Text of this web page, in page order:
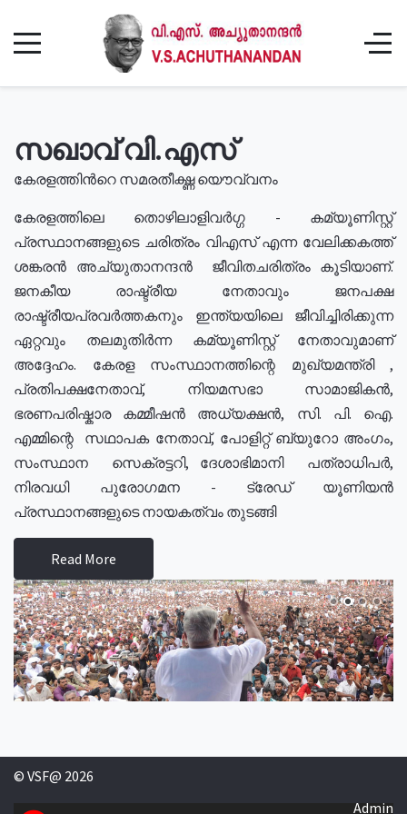
സഖാവ് വി.എസ്
കേരളത്തിൻറെ സമരതീക്ഷ്ണ യൌവ്വനം
കേരളത്തിലെ തൊഴിലാളിവർഗ്ഗ - കമ്യൂണിസ്റ്റ്
പ്രസ്ഥാനങ്ങളുടെ ചരിത്രം വിഎസ് എന്ന വേലിക്കകത്ത്
ശങ്കരൻ അച്യുതാനന്ദൻ ജീവിതചരിത്രം കൂടിയാണ്.
ജനകീയ രാഷ്ട്രീയ നേതാവും ജനപക്ഷ
രാഷ്ട്രീയപ്രവർത്തകനും ഇന്ത്യയിലെ ജീവിച്ചിരിക്കുന്ന
ഏറ്റവും തലമുതിർന്ന കമ്യൂണിസ്റ്റ് നേതാവുമാണ്
അദ്ദേഹം. കേരള സംസ്ഥാനത്തിന്റെ മുഖ്യമന്ത്രി ,
പ്രതിപക്ഷനേതാവ്, നിയമസഭാ സാമാജികൻ,
ഭരണപരിഷ്കാര കമ്മീഷൻ അധ്യക്ഷൻ, സി. പി. ഐ.
എമ്മിന്റെ സഥാപക നേതാവ്, പോളിറ്റ് ബ്യുറോ അംഗം,
സംസ്ഥാന സെക്രട്ടറി, ദേശാഭിമാനി പത്രാധിപർ,
നിരവധി പുരോഗമന - ട്രേഡ് യൂണിയൻ
പ്രസ്ഥാനങ്ങളുടെ നായകത്വം തുടങ്ങി
Read More
© VSF@ 2026
Admin